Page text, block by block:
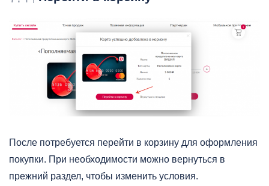
После потребуется перейти в корзину для оформления
покупки. При необходимости можно вернуться в
прежний раздел, чтобы изменить условия.